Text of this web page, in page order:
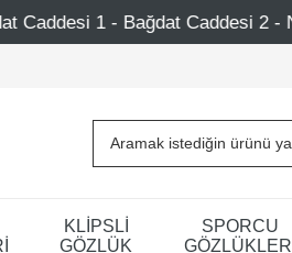
2 - Nişantaşı – Etiler – Ataşehir
KLİPSLİ
GÖZLÜK
SPORCU
GÖZLÜKLERİ